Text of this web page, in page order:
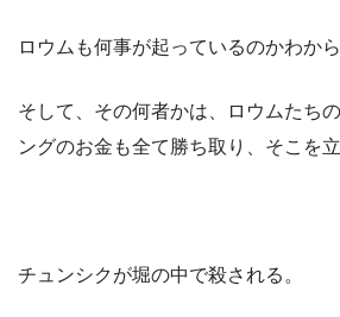
ロウムも何事が起っているのかわから
そして、その何者かは、ロウムたち
ングのお金も全て勝ち取り、そこを
チュンシクが堀の中で殺される。